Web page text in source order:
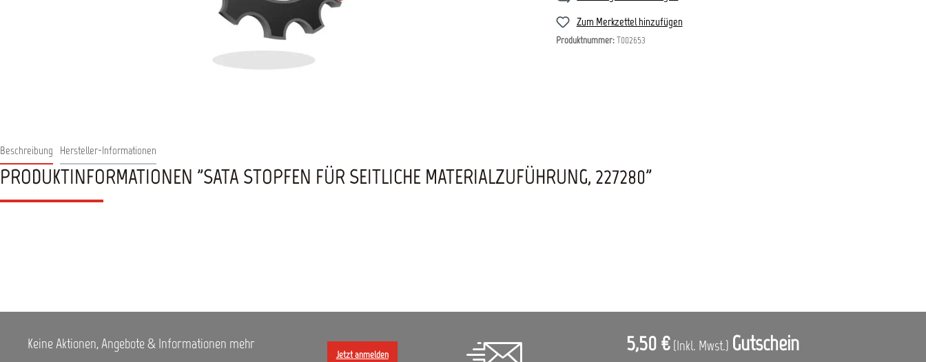
Zum Merkzettel hinzufügen
Produktnummer:T002653
Beschreibung Hersteller-Informationen
PRODUKTINFORMATIONEN "SATA STOPFEN FÜR SEITLICHE MATERIALZUFÜHRUNG, 227280"
Keine Aktionen, Angebote & Informationen mehr
Jetzt anmelden 5,50 € (Inkl. Mwst.) Gutschein